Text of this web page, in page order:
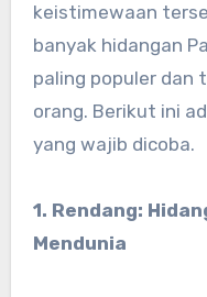
keistimewaan
banyak hidangan
paling populer dan
orang. Berikut ini
yang wajib dicoba.
1. Rendang:
Mendunia